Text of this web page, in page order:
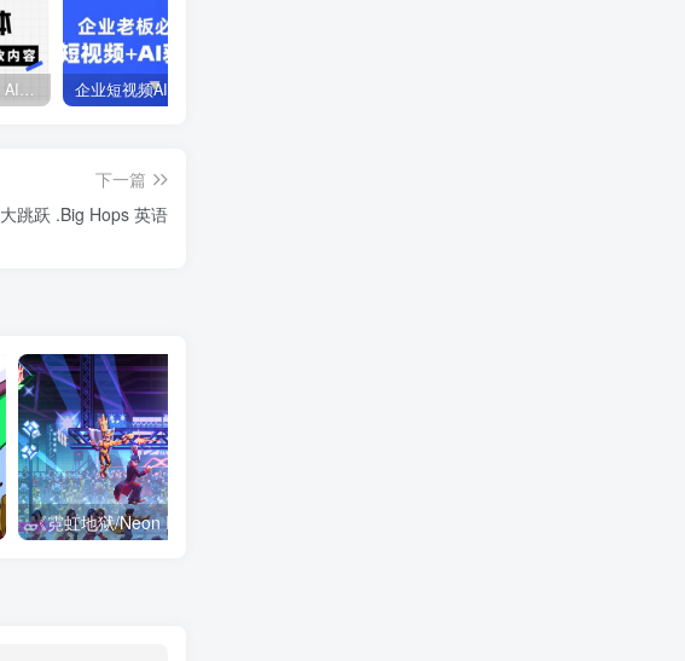
Ai自媒体实操课，AI打造自媒体爆款内容
下一篇
大跳跃 .Big Hops 英语